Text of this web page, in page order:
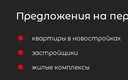
Предложения на
квартиры в новостройках
застройщики
жилые комплексы